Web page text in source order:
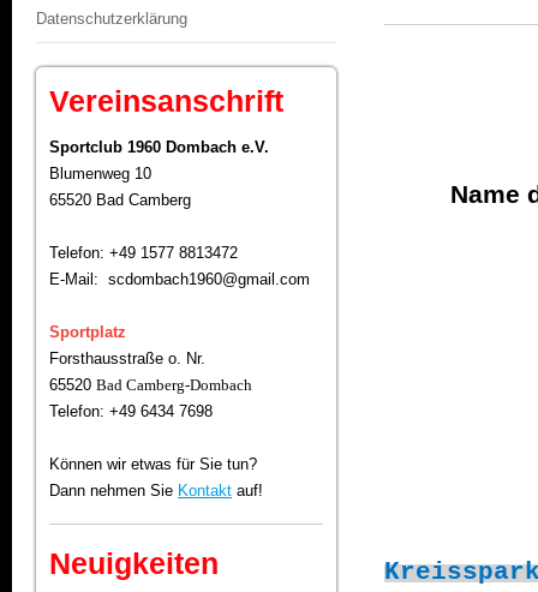
Datenschutzerklärung
Vereinsanschrift
Sportclub 1960 Dombach e.V.
Blumenweg 10
65520 Bad Camberg
Telefon: +49 1577 8813472
E-Mail: scdombach1960@gmail.com
Sportplatz
Forsthausstraße o. Nr.
65520 Bad Camberg-Dombach
Telefon: +49 6434 7698
Können wir etwas für Sie tun?
Dann nehmen Sie Kontakt auf!
Neuigkeiten
Name